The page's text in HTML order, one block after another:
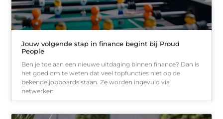
Jouw volgende stap in finance begint bij Proud
People
Ben je toe aan een nieuwe uitdaging binnen finance? Dan is
het goed om te weten dat veel topfuncties niet op de
bekende jobboards staan. Ze worden ingevuld via
netwerken